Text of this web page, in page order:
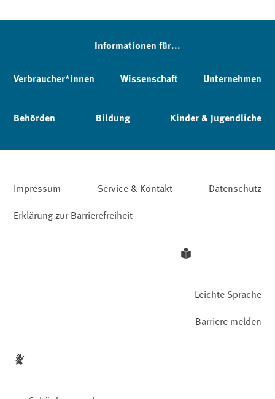
Informationen für...
Verbraucher*innen Wissenschaft Unternehmen
Behörden Bildung Kinder & Jugendliche
Impressum Service & Kontakt
Datenschutz
Erklärung zur Barrierefreiheit
Leichte Sprache
Barriere melden